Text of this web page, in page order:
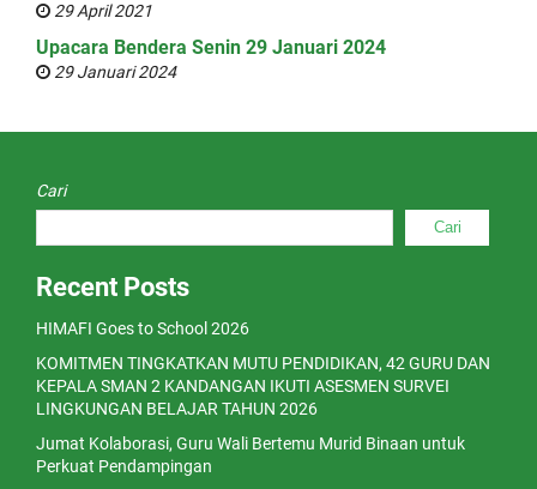
29 April 2021
Upacara Bendera Senin 29 Januari 2024
29 Januari 2024
Cari
Cari
Recent Posts
HIMAFI Goes to School 2026
KOMITMEN TINGKATKAN MUTU PENDIDIKAN, 42 GURU DAN
KEPALA SMAN 2 KANDANGAN IKUTI ASESMEN SURVEI
LINGKUNGAN BELAJAR TAHUN 2026
Jumat Kolaborasi, Guru Wali Bertemu Murid Binaan untuk
Perkuat Pendampingan